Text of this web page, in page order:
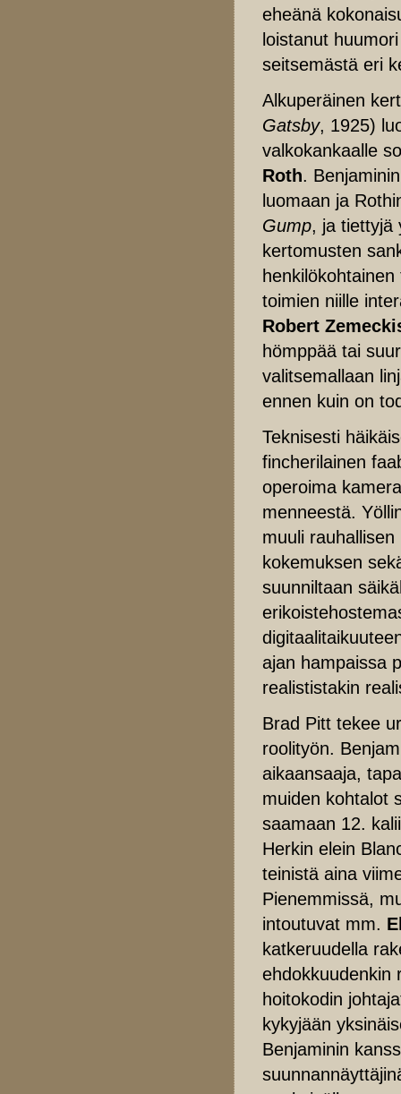
eheänä
loistanut
seitsemästä eri
Alkuperäinen
Gatsby, 1925)
valkokankaalle
Roth.
luomaan ja
Gump, ja tiettyjä
kertomusten
toimien niille
Robert
hömppää tai
valitsemallaan
ennen kuin on
Teknisesti
fincherilainen
operoima
menneestä.
muuli
kokemuksen
suunniltaan
ajan hampaissa
realististakin
Brad Pitt tekee
roolityön.
aikaansaaja,
muiden kohtalot
saamaan 12.
Herkin elein
teinistä aina
Pienemmissä,
intoutuvat mm.
katkeruudella
ehdokkuudenkin
hoitokodin
kykyjään
Benjaminin